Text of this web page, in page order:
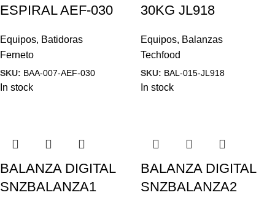
ESPIRAL AEF-030
Equipos, Batidoras
Ferneto
SKU: BAA-007-AEF-030
In stock
30KG JL918
Equipos, Balanzas
Techfood
SKU: BAL-015-JL918
In stock
BALANZA DIGITAL
SNZBALANZA1
BALANZA DIGITAL
SNZBALANZA2